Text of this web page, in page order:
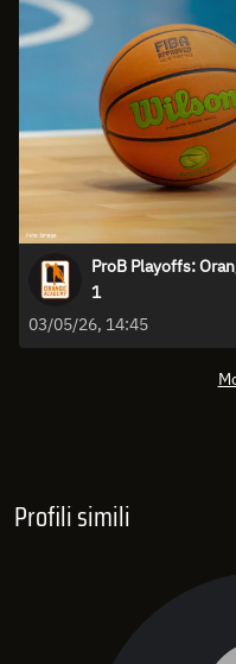
ProB Playoffs:
1
03/05/26, 14:45
Profili simili